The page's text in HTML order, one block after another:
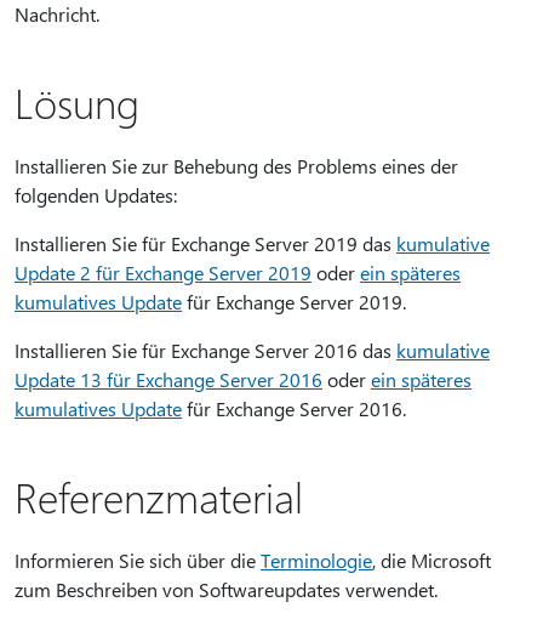
Nachricht.
Lösung
Installieren Sie zur Behebung des Problems eines der
folgenden Updates:
Installieren Sie für Exchange Server 2019 das kumulative
Update 2 für Exchange Server 2019 oderein späteres
kumulatives Updatefür Exchange Server 2019.
Installieren Sie für Exchange Server 2016 das kumulative
Update 13 für Exchange Server 2016 oderein späteres
kumulatives Updatefür Exchange Server 2016.
Referenzmaterial
Informieren Sie sich über dieTerminologie, die Microsoft
zum Beschreiben von Softwareupdates verwendet.